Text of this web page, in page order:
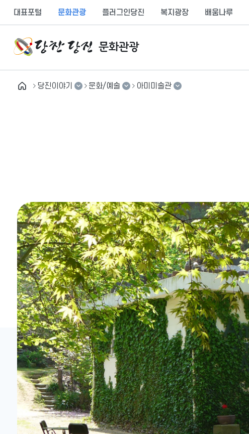
대표포털 문화관광 플러그인당진 복지광장 배움나루
당진이야기
유용한 정보
홈페이지가이드
문화/예술
문화/예술
산업관광
체험관광
아미미술관
을